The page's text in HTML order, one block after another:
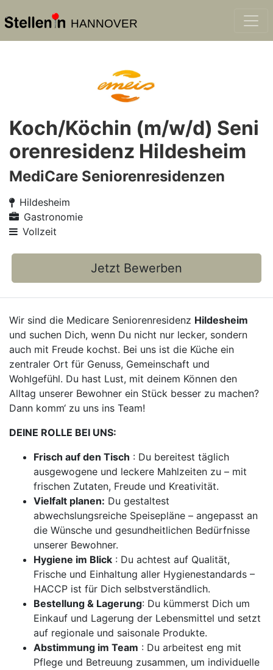
HANNOVER
Koch/Köchin (m/w/d) Seni
orenresidenz Hildesheim
MediCare Seniorenresidenzen
Hildesheim
Gastronomie
Vollzeit
Jetzt Bewerben
Wir sind die Medicare Seniorenresidenz Hildesheim
und suchen Dich, wenn Du nicht nur lecker, sondern
auch mit Freude kochst. Bei uns ist die Küche ein
zentraler Ort für Genuss, Gemeinschaft und
Wohlgefühl. Du hast Lust, mit deinem Können den
Alltag unserer Bewohner ein Stück besser zu machen?
Dann komm‘ zu uns ins Team!
DEINE ROLLE BEI UNS:
Frisch auf den Tisch : Du bereitest täglich
ausgewogene und leckere Mahlzeiten zu – mit
frischen Zutaten, Freude und Kreativität.
Vielfalt planen: Du gestaltest
abwechslungsreiche Speisepläne – angepasst an
die Wünsche und gesundheitlichen Bedürfnisse
unserer Bewohner.
Hygiene im Blick : Du achtest auf Qualität,
Frische und Einhaltung aller Hygienestandards –
HACCP ist für Dich selbstverständlich.
Bestellung & Lagerung: Du kümmerst Dich um
Einkauf und Lagerung der Lebensmittel und setzt
auf regionale und saisonale Produkte.
Abstimmung im Team : Du arbeitest eng mit
Pflege und Betreuung zusammen, um individuelle